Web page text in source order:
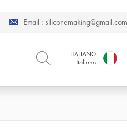
Email : siliconemaking@gmail.com
ITALIANO
Italiano